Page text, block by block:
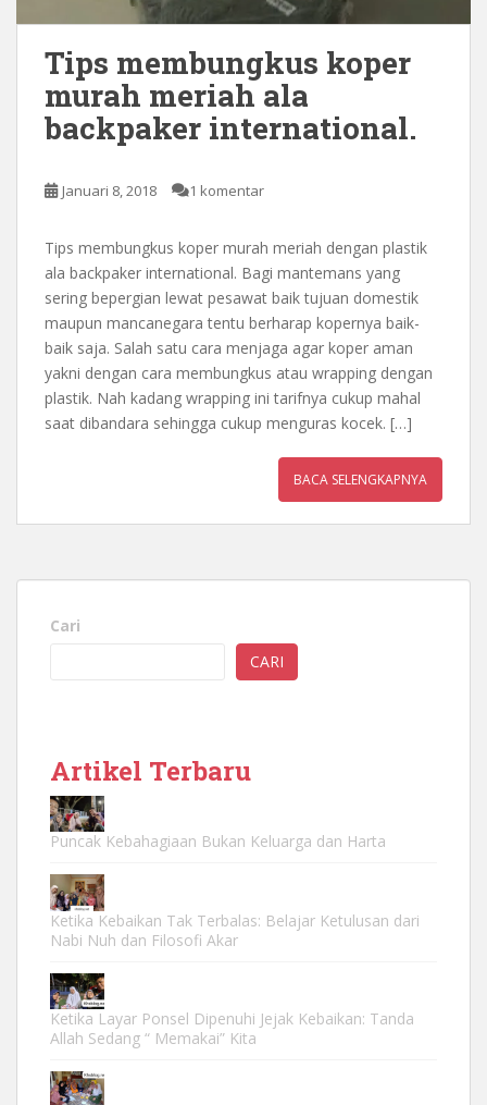
Tips membungkus koper
murah meriah ala
backpaker international.
Januari 8, 2018 1 komentar
Tips membungkus koper murah meriah dengan plastik
ala backpaker international. Bagi mantemans yang
sering bepergian lewat pesawat baik tujuan domestik
maupun mancanegara tentu berharap kopernya baik-
baik saja. Salah satu cara menjaga agar koper aman
yakni dengan cara membungkus atau wrapping dengan
plastik. Nah kadang wrapping ini tarifnya cukup mahal
saat dibandara sehingga cukup menguras kocek. […]
BACA SELENGKAPNYA
Cari
CARI
Artikel Terbaru
Puncak Kebahagiaan Bukan Keluarga dan Harta
Ketika Kebaikan Tak Terbalas: Belajar Ketulusan dari
Nabi Nuh dan Filosofi Akar
Ketika Layar Ponsel Dipenuhi Jejak Kebaikan: Tanda
Allah Sedang “ Memakai” Kita